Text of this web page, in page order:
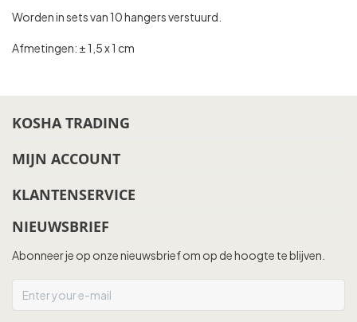
Worden in sets van 10 hangers verstuurd.
Afmetingen: ± 1,5 x 1 cm
KOSHA TRADING
MIJN ACCOUNT
KLANTENSERVICE
NIEUWSBRIEF
Abonneer je op onze nieuwsbrief om op de hoogte te blijven.